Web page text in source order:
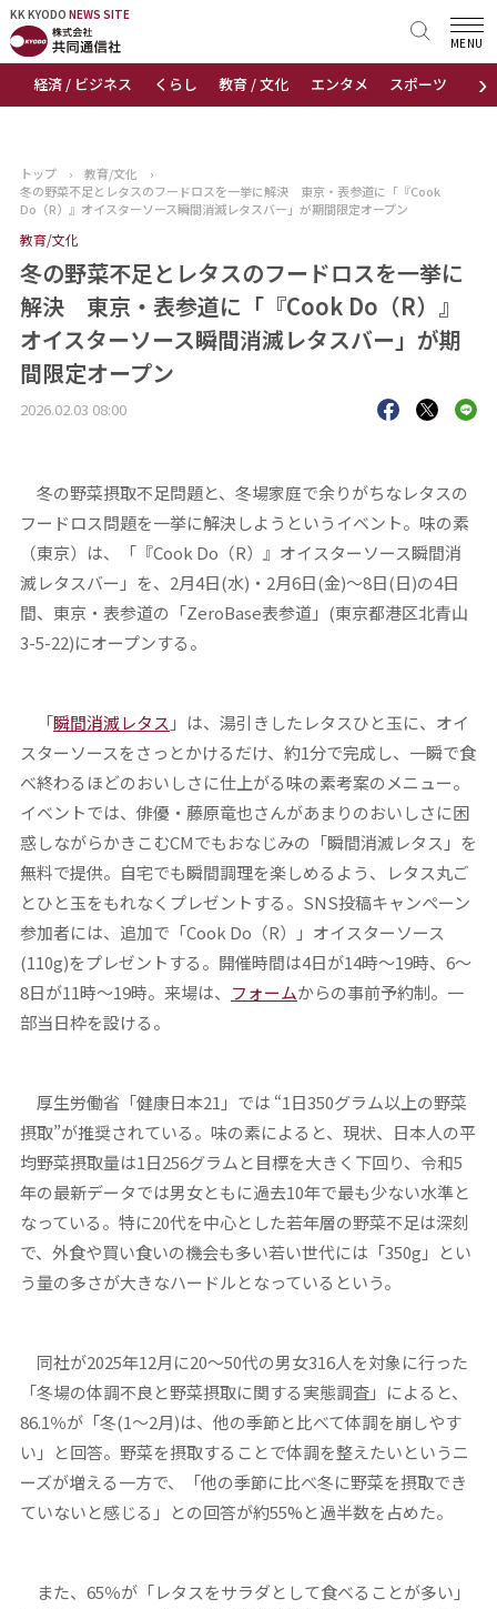
KK KYODO NEWS SITE
›
経済 / ビジネス くらし 教育 / 文化 エンタメ スポーツ 地域
MENU
KK KYODONEWS SITE
トップページ
ニュース
おすすめコンテンツ
出版物
会社概要
トップ › 教育/文化
›
冬の野菜不足とレタスのフードロスを一挙に解決 東京・表参道に「『Cook
Do（R）』オイスターソース瞬間消滅レタスバー」が期間限定オープン
教育/文化
冬の野菜不足とレタスのフードロスを一挙に
解決 東京・表参道に「『Cook Do（R）』
オイスターソース瞬間消滅レタスバー」が期
間限定オープン
2026.02.03 08:00
冬の野菜摂取不足問題と、冬場家庭で余りがちなレタスの
フードロス問題を一挙に解決しようというイベント。味の素
（東京）は、「『Cook Do（R）』オイスターソース瞬間消
滅レタスバー」を、2月4日(水)・2月6日(金)～8日(日)の4日
間、東京・表参道の「ZeroBase表参道」(東京都港区北青山
3-5-22)にオープンする。
「瞬間消滅レタス 」は、湯引きしたレタスひと玉に、オイ
スターソースをさっとかけるだけ、約1分で完成し、一瞬で食
べ終わるほどのおいしさに仕上がる味の素考案のメニュー。
イベントでは、俳優・藤原竜也さんがあまりのおいしさに困
惑しながらかきこむCMでもおなじみの「瞬間消滅レタス」を
無料で提供。自宅でも瞬間調理を楽しめるよう、レタス丸ご
とひと玉をもれなくプレゼントする。SNS投稿キャンペーン
参加者には、追加で「Cook Do（R）」オイスターソース
(110g)をプレゼントする。開催時間は4日が14時～19時、6～
8日が11時～19時。来場は、 フォームからの事前予約制。一
部当日枠を設ける。
厚生労働省「健康日本21」では “1日350グラム以上の野菜
摂取”が推奨されている。味の素によると、現状、日本人の平
均野菜摂取量は1日256グラムと目標を大きく下回り、令和5
年の最新データでは男女ともに過去10年で最も少ない水準と
なっている。特に20代を中心とした若年層の野菜不足は深刻
で、外食や買い食いの機会も多い若い世代には「350g」とい
う量の多さが大きなハードルとなっているという。
同社が2025年12月に20～50代の男女316人を対象に行った
「冬場の体調不良と野菜摂取に関する実態調査」によると、
86.1％が「冬(1～2月)は、他の季節と比べて体調を崩しやす
い」と回答。野菜を摂取することで体調を整えたいというニ
ーズが増える一方で、「他の季節に比べ冬に野菜を摂取でき
ていないと感じる」との回答が約55%と過半数を占めた。
また、65％が「レタスをサラダとして食べることが多い」